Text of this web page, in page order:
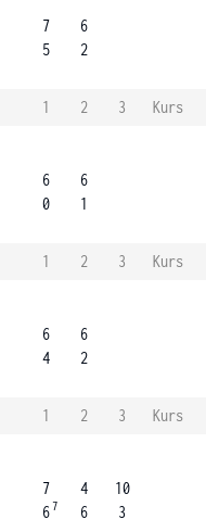
7
5
6
2
1 2 3
Kurs
6
0
6
1
1 2 3
Kurs
6
4
6
2
1 2 3
Kurs
7
67
4
6
10
3